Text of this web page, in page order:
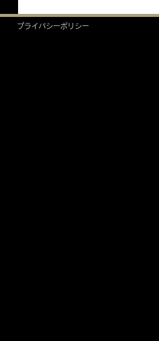
プライバシーポリシー